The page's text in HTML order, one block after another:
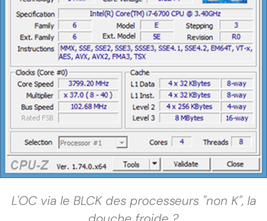
L'OC via le BLCK des processeurs "non K", la